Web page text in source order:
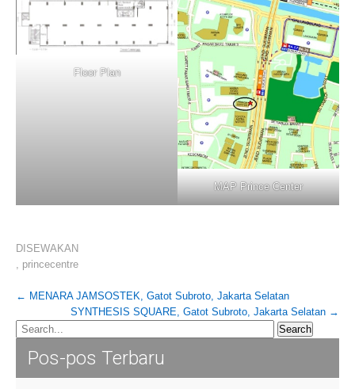
Floor Plan
MAP Prince Center
DISEWAKAN
, princecentre
Post
navigation
← MENARA JAMSOSTEK, Gatot Subroto, Jakarta Selatan
SYNTHESIS SQUARE, Gatot Subroto, Jakarta Selatan →
Pos-pos Terbaru